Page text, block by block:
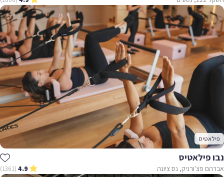
פילאטיס
נבו פילאטיס
אברהם פצ'ורניק, נס ציונה 4.9
(1361)